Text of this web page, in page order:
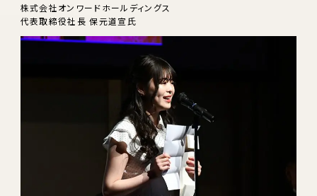
株式会社オンワードホールディングス
代表取締役社長 保元道宣氏